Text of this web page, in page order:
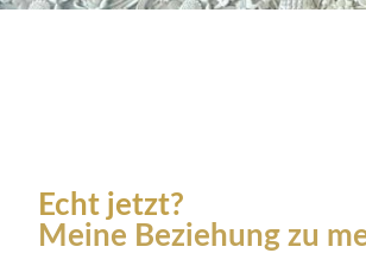
Echt jetzt?
Meine Beziehung zu